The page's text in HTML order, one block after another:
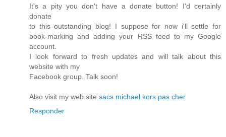
It's a pity you don't have a donate button! I'd certainly
donate
to this outstanding blog! I suppose for now i'll settle for
book-marking and adding your RSS feed to my Google
account.
I look forward to fresh updates and will talk about this
website with my
Facebook group. Talk soon!
Also visit my web site sacs michael kors pas cher
Responder